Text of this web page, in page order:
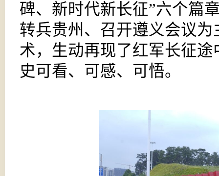
碑、新时代新长征”六个篇
转兵贵州、召开遵义会议
术，生动再现了红军长征
史可看、可感、可悟。